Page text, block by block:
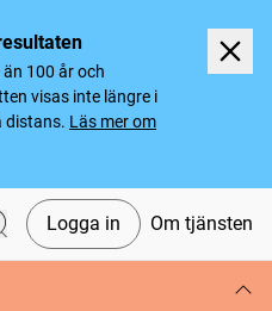
100 år och
visas inte längre i
distans. Läs mer om
Logga in Om tjänsten